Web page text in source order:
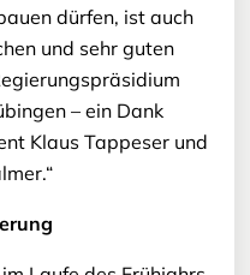
dürfen, ist auch
und sehr guten
– ein Dank
Klaus Tappeser und